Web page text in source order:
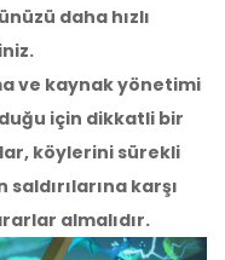
daha hızlı
ve kaynak yönetimi
için dikkatli bir
köylerini sürekli
karşı
almalıdır.